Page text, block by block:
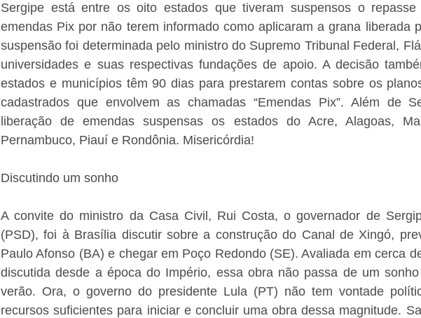
Sergipe está entre os oito estados que tiveram suspensos o
emendas Pix por não terem informado como aplicaram a grana liberada
suspensão foi determinada pelo ministro do Supremo Tribunal Federal,
universidades e suas respectivas fundações de apoio. A decisão
estados e municípios têm 90 dias para prestarem contas sobre os
cadastrados que envolvem as chamadas “Emendas Pix”. Além de
liberação de emendas suspensas os estados do Acre, Alagoas,
Pernambuco, Piauí e Rondônia. Misericórdia!
Discutindo um sonho
A convite do ministro da Casa Civil, Rui Costa, o governador de
(PSD), foi à Brasília discutir sobre a construção do Canal de Xingó,
Paulo Afonso (BA) e chegar em Poço Redondo (SE). Avaliada em cerca
discutida desde a época do Império, essa obra não passa de um
verão. Ora, o governo do presidente Lula (PT) não tem vontade
recursos suficientes para iniciar e concluir uma obra dessa magnitude.